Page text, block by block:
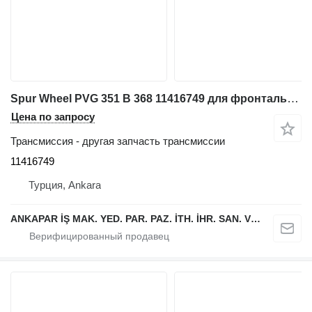
Spur Wheel PVG 351 B 368 11416749 для фронтального погрузчика Liebherr L544,L554,L550,L556,L566,L576,L580
Цена по запросу
Трансмиссия - другая запчасть трансмиссии
11416749
Турция, Ankara
ANKAPAR İŞ MAK. YED. PAR. PAZ. İTH. İHR. SAN. VE TİC. LTD. ŞTİ.